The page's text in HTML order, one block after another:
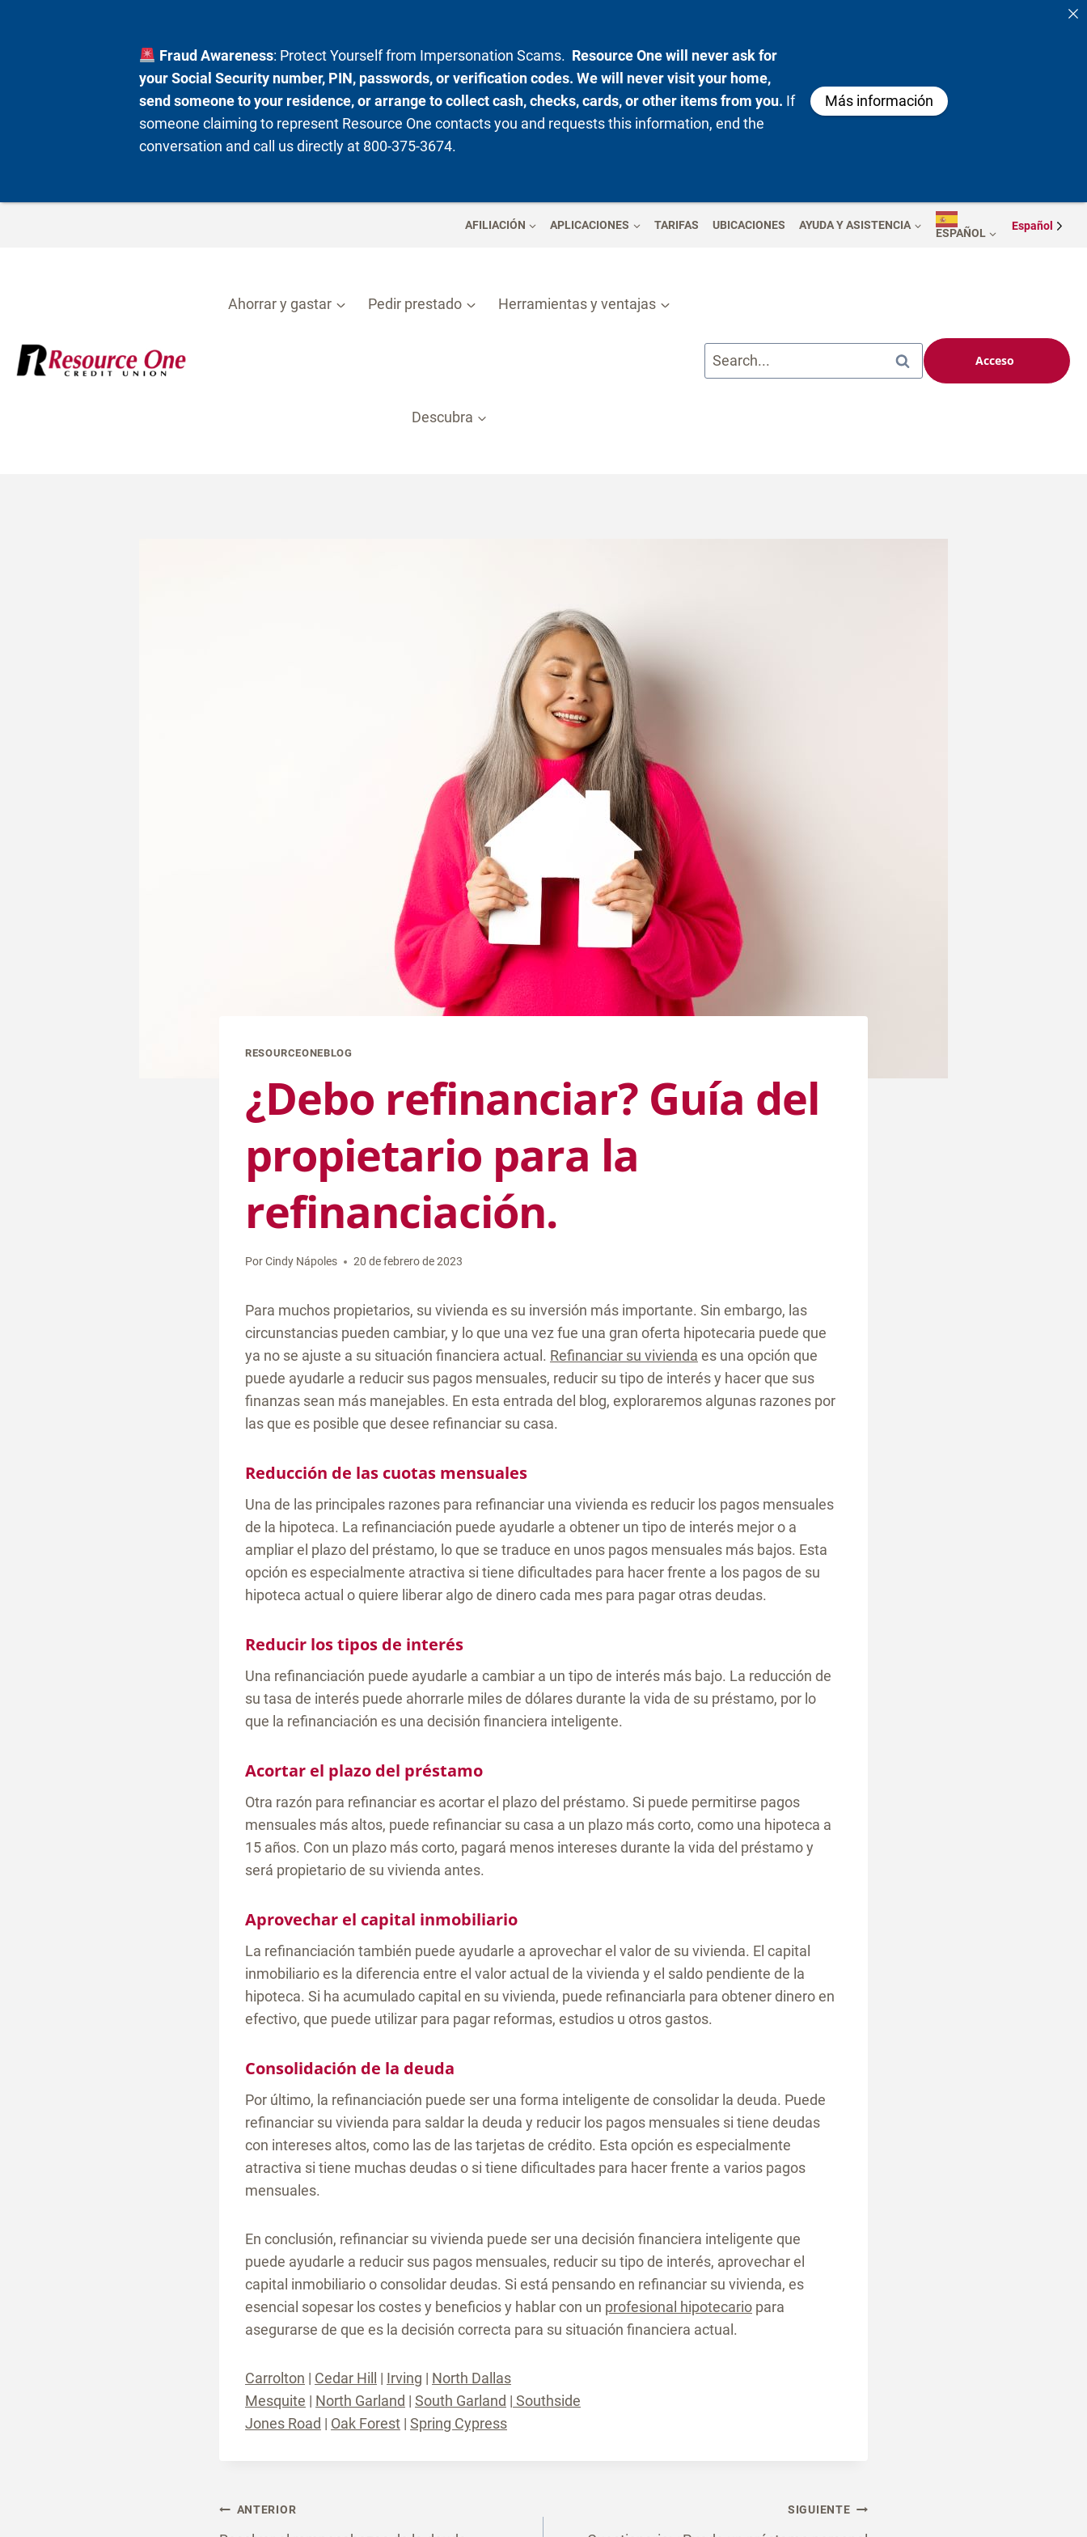
AFILIACIÓN APLICACIONES TARIFAS UBICACIONES AYUDA Y ASISTENCIA
ESPAÑOL
Español
Ahorrar y gastar Pedir prestado Herramientas y ventajas
Descubra
Search... Acceso
RESOURCEONEBLOG
¿Debo refinanciar? Guía del
propietario para la
refinanciación.
PorCindy Nápoles 20 de febrero de 2023
Para muchos propietarios, su vivienda es su inversión más importante. Sin embargo, las
circunstancias pueden cambiar, y lo que una vez fue una gran oferta hipotecaria puede que
ya no se ajuste a su situación financiera actual. Refinanciar su vivienda es una opción que
puede ayudarle a reducir sus pagos mensuales, reducir su tipo de interés y hacer que sus
finanzas sean más manejables. En esta entrada del blog, exploraremos algunas razones por
las que es posible que desee refinanciar su casa.
Reducción de las cuotas mensuales
Una de las principales razones para refinanciar una vivienda es reducir los pagos mensuales
de la hipoteca. La refinanciación puede ayudarle a obtener un tipo de interés mejor o a
ampliar el plazo del préstamo, lo que se traduce en unos pagos mensuales más bajos. Esta
opción es especialmente atractiva si tiene dificultades para hacer frente a los pagos de su
hipoteca actual o quiere liberar algo de dinero cada mes para pagar otras deudas.
Reducir los tipos de interés
Una refinanciación puede ayudarle a cambiar a un tipo de interés más bajo. La reducción de
su tasa de interés puede ahorrarle miles de dólares durante la vida de su préstamo, por lo
que la refinanciación es una decisión financiera inteligente.
Acortar el plazo del préstamo
Otra razón para refinanciar es acortar el plazo del préstamo. Si puede permitirse pagos
mensuales más altos, puede refinanciar su casa a un plazo más corto, como una hipoteca a
15 años. Con un plazo más corto, pagará menos intereses durante la vida del préstamo y
será propietario de su vivienda antes.
Aprovechar el capital inmobiliario
La refinanciación también puede ayudarle a aprovechar el valor de su vivienda. El capital
inmobiliario es la diferencia entre el valor actual de la vivienda y el saldo pendiente de la
hipoteca. Si ha acumulado capital en su vivienda, puede refinanciarla para obtener dinero en
efectivo, que puede utilizar para pagar reformas, estudios u otros gastos.
Consolidación de la deuda
Por último, la refinanciación puede ser una forma inteligente de consolidar la deuda. Puede
refinanciar su vivienda para saldar la deuda y reducir los pagos mensuales si tiene deudas
con intereses altos, como las de las tarjetas de crédito. Esta opción es especialmente
atractiva si tiene muchas deudas o si tiene dificultades para hacer frente a varios pagos
mensuales.
En conclusión, refinanciar su vivienda puede ser una decisión financiera inteligente que
puede ayudarle a reducir sus pagos mensuales, reducir su tipo de interés, aprovechar el
capital inmobiliario o consolidar deudas. Si está pensando en refinanciar su vivienda, es
esencial sopesar los costes y beneficios y hablar con un profesional hipotecario para
asegurarse de que es la decisión correcta para su situación financiera actual.
Carrolton | Cedar Hill | Irving | North Dallas
Mesquite | North Garland | South Garland | Southside
Jones Road | Oak Forest | Spring Cypress
Navegación
ANTERIOR SIGUIENTE
Fraud Awareness: Protect Yourself from Impersonation Scams. Resource One will never ask for
your Social Security number, PIN, passwords, or verification codes. We will never visit your home,
send someone to your residence, or arrange to collect cash, checks, cards, or other items from you. If
someone claiming to represent Resource One contacts you and requests this information, end the
conversation and call us directly at 800-375-3674.
Más información